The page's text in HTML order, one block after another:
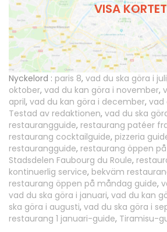
VISA KORTET
Nyckelord : paris 8, vad du ska göra i juli
oktober, vad du kan göra i november,
april, vad du kan göra i december, vad
Testad av redaktionen, vad du ska
restaurangguide, restaurang patéer
restaurang cocktailguide, pizzeria
restaurangguide, restaurang öppen
Stadsdelen Faubourg du Roule,
kontinuerlig service, bekväm
restaurang öppen på måndag guide,
vad du ska göra i januari, vad du kan
ska göra i augusti, vad du ska göra i
restaurang 1 januari-guide, Tiramisu-